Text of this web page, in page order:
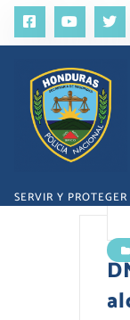
l
n SERVIR Y PROTEGER